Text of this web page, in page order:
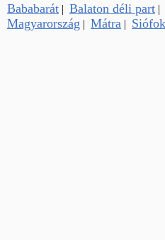
Bababarát | Balaton déli part |
Magyarország | Mátra |